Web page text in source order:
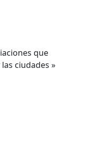
que
ciudades »